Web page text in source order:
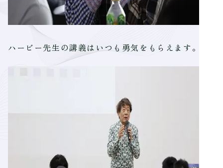
ハービー先生の講義はいつも勇気をもらえます。